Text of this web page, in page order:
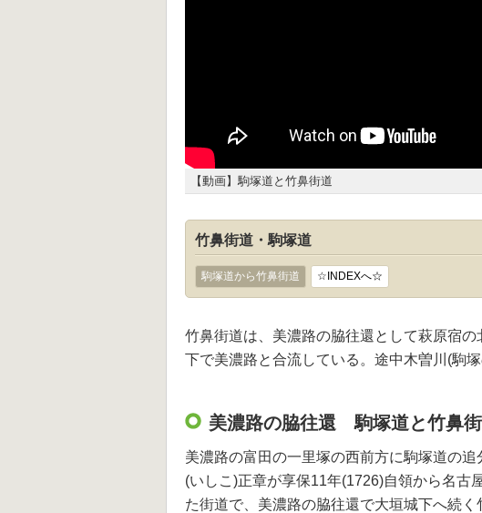
【動画】駒塚道と竹鼻街道
竹鼻街道・駒塚道
駒塚道から竹鼻街道 ☆INDEXへ☆
竹鼻街道は、美濃路の脇往還として萩原宿
下で美濃路と合流している。途中木曽川(駒
美濃路の脇往還 駒塚道と竹鼻
美濃路の富田の一里塚の西前方に駒塚道の
(いしこ)正章が享保11年(1726)自領から名古
た街道で、美濃路の脇往還で大垣城下へ続く